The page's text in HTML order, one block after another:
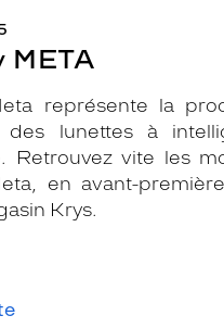
META
représente la
des lunettes à
Retrouvez vite les
en avant-
Krys.